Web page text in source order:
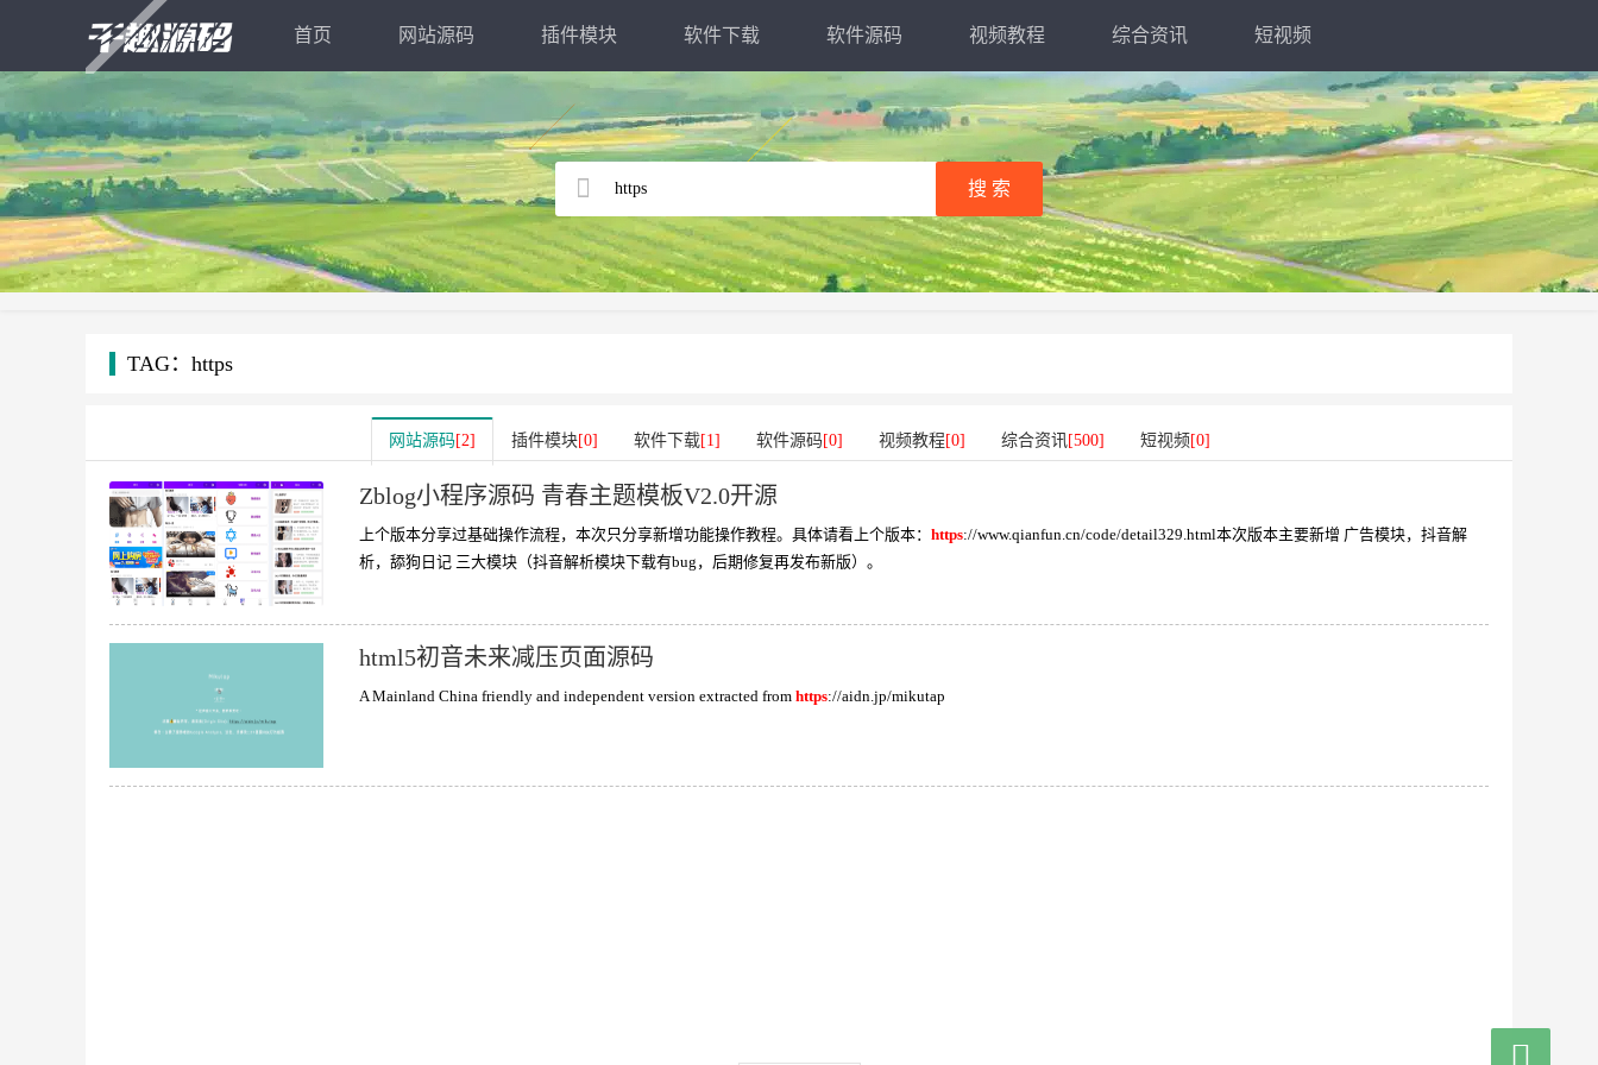
首页 网站源码 插件模块 软件下载 软件源码 视频教程 综合资讯 短视频
TAG：https
网站源码[2] 插件模块[0] 软件下载[1] 软件源码[0] 视频教程[0] 综合资讯[500] 短视频 [0]
Zblog小程序源码 青春主题模板V2.0开源
上个版本分享过基础操作流程，本次只分享新增功能操作教程。具体请看上个版本： https://www.qianfun.cn/code/detail329.html本次版本主要新增 广告模块，抖音解
析，舔狗日记 三大模块（抖音解析模块下载有bug，后期修复再发布新版）。
html5初音未来减压页面源码
A Mainland China friendly and independent version extracted from https://aidn.jp/mikutap